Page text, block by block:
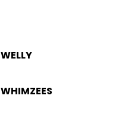
WELLY
WHIMZEES